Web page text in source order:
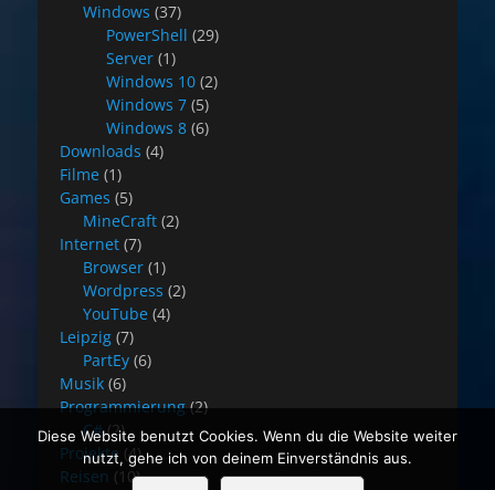
Windows (37)
PowerShell (29)
Server (1)
Windows 10 (2)
Windows 7 (5)
Windows 8 (6)
Downloads (4)
Filme (1)
Games (5)
MineCraft (2)
Internet (7)
Browser (1)
Wordpress (2)
YouTube (4)
Leipzig (7)
PartEy (6)
Musik (6)
Programmierung (2)
C#(2)
Projekte (4)
Reisen (10)
Diese Website benutzt Cookies. Wenn du die Website weiter
nutzt, gehe ich von deinem Einverständnis aus.